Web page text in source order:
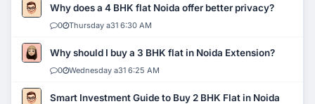
Why does a 4 BHK flat Noida offer better privacy?
0 Thursday a31 6:30 AM
Why should I buy a 3 BHK flat in Noida Extension?
0 Wednesday a31 6:25 AM
Smart Investment Guide to Buy 2 BHK Flat in Noida